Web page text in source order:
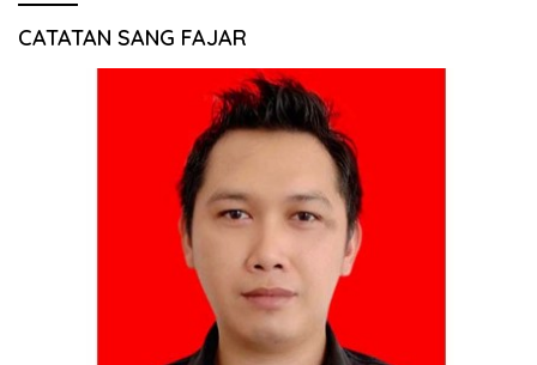
CATATAN SANG FAJAR